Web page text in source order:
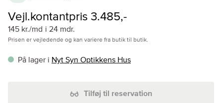
Vejl.kontantpris 3.485,-
145 kr./md i 24 mdr.
Prisen er vejledende og kan variere fra butik til butik.
På lager i Nyt Syn Optikkens Hus
Tilføj til reservation